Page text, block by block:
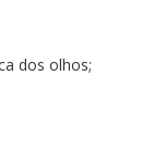
dos olhos;